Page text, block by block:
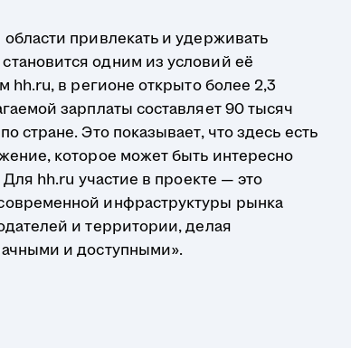
привлекать и удерживать
одним из условий её
в регионе открыто более 2,3
зарплаты составляет 90 тысяч
стране. Это показывает, что здесь есть
которое может быть интересно
hh.ru участие в проекте — это
инфраструктуры рынка
и территории, делая
и доступными».